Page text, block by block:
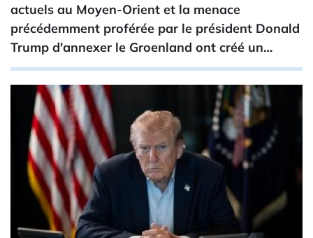
actuels au Moyen-Orient et la menace
précédemment proférée par le président Donald
Trump d'annexer le Groenland ont créé un…